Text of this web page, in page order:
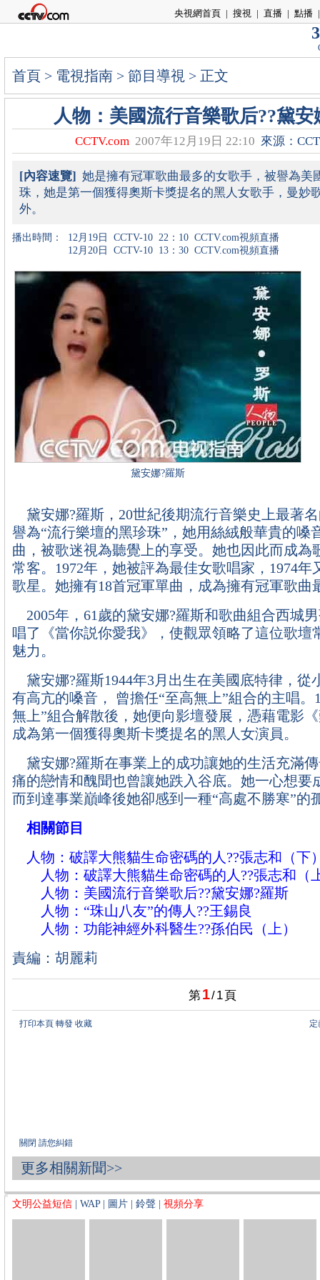
央視網首頁 | 搜視 | 直播 | 點播 |
首頁 > 電視指南 > 節目導視 > 正文
人物：美國流行音樂歌后??黛安
CCTV.com 2007年12月19日 22:10 來源：
[內容速覽] 她是擁有冠軍歌曲最多的女歌手，被譽為美
珠，她是第一個獲得奧斯卡獎提名的黑人女歌手，曼妙
外。
播出時間： 12月19日 CCTV-10 22：10 CCTV.com視頻直播
12月20日 CCTV-10 13：30 CCTV.com視頻直播
黛安娜?羅斯
黛安娜?羅斯，20世紀後期流行音樂史上最著
譽為“流行樂壇的黑珍珠”，她用絲絨般華貴的嗓
曲，被歌迷視為聽覺上的享受。她也因此而成為
常客。1972年，她被評為最佳女歌唱家，1974年
歌星。她擁有18首冠軍單曲，成為擁有冠軍歌曲
2005年，61歲的黛安娜?羅斯和歌曲組合西城
唱了《當你説你愛我》，使觀眾領略了這位歌壇
魅力。
黛安娜?羅斯1944年3月出生在美國底特律，從
有高亢的嗓音， 曾擔任“至高無上”組合的主唱。
無上”組合解散後，她便向影壇發展，憑藉電影
成為第一個獲得奧斯卡獎提名的黑人女演員。
黛安娜?羅斯在事業上的成功讓她的生活充滿
痛的戀情和醜聞也曾讓她跌入谷底。她一心想要
而到達事業巔峰後她卻感到一種“高處不勝寒”
相關節目
人物：破譯大熊貓生命密碼的人??張志和（下
人物：破譯大熊貓生命密碼的人??張志和（
人物：美國流行音樂歌后??黛安娜?羅斯
人物：“珠山八友”的傳人??王錫良
人物：功能神經外科醫生??孫伯民（上）
責編：胡麗莉
第1/1頁
打印本頁 轉發 收藏
關閉 請您糾錯
更多相關新聞>>
文明公益短信 WAP| 圖片 鈴聲 視頻分享